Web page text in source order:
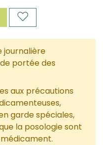
journalière
portée des
aux précautions
garde spéciales,
la posologie sont